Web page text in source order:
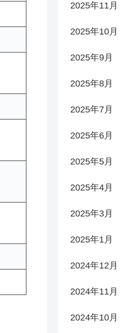
2025年11月
2025年10月
2025年9月
2025年8月
2025年7月
2025年6月
2025年5月
2025年4月
2025年3月
2025年1月
2024年12月
2024年11月
2024年10月